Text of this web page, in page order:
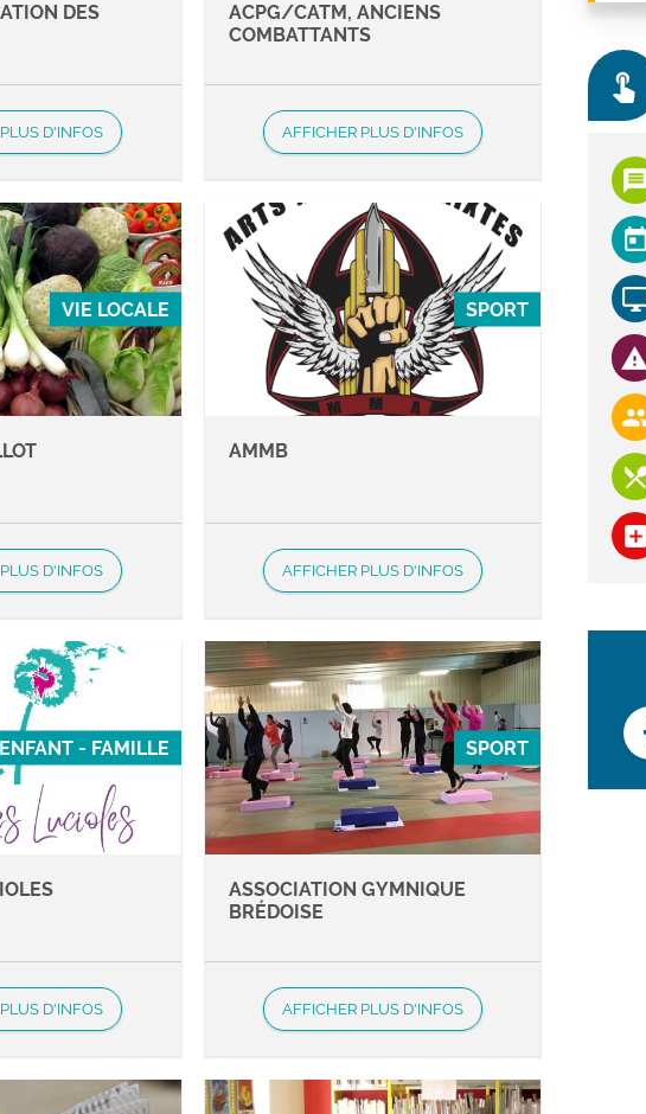
DES
D'INFOS
ACPG/CATM, ANCIENS
COMBATTANTS
AFFICHER PLUS D'INFOS
VIE LOCALE
D'INFOS
SPORT
AMMB
AFFICHER PLUS D'INFOS
ENFANT - FAMILLE
D'INFOS
SPORT
ASSOCIATION GYMNIQUE
BRÉDOISE
AFFICHER PLUS D'INFOS
touch_app